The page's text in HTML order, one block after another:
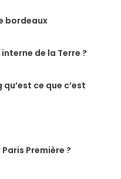
bordeaux
de la Terre ?
ce que c’est
Première ?